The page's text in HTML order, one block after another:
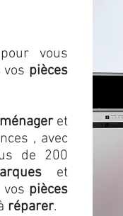
vous
pièces
et
, avec
de 200
et
pièces
réparer.